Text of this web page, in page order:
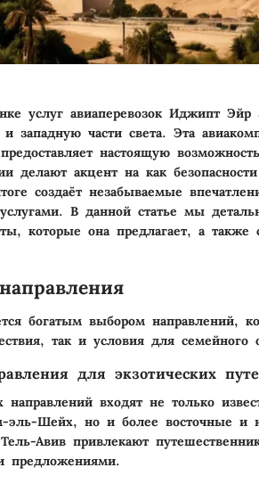
услуг авиаперевозок Иджипт Эйр
и западную части света. Эта
настоящую
делают акцент на как
создаёт незабываемые
В данной статье мы
которые она предлагает, а также
богатым выбором направлений,
так и условия для семейного
для экзотических
входят не только
Шейх, но и более восточные и
Авив привлекают
предложениями.